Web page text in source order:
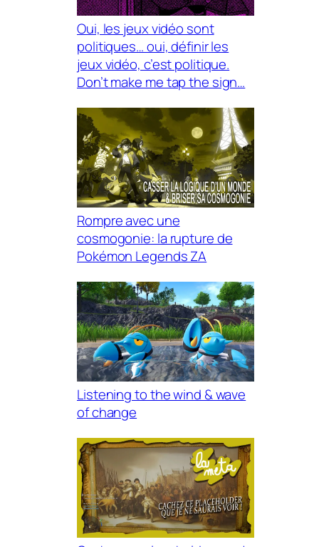
Oui, les jeux vidéo sont
politiques… oui, définir les
jeux vidéo, c’est politique.
Don’t make me tap the sign…
Rompre avec une
cosmogonie: la rupture de
Pokémon Legends ZA
Listening to the wind & wave
of change